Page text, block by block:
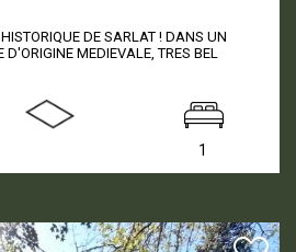
DE SARLAT ! DANS UN
MEDIEVALE, TRES BEL
1